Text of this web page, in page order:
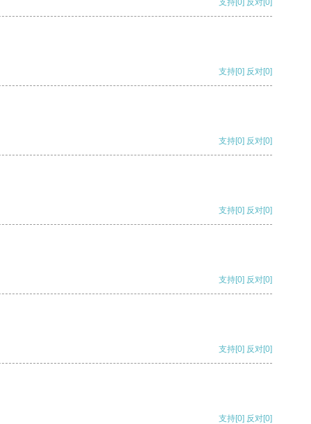
支持 [0] 反对 [0]
支持[0] 反对[0]
支持[0] 反对[0]
支持[0] 反对[0]
支持[0] 反对[0]
支持[0] 反对[0]
支持[0] 反对[0]